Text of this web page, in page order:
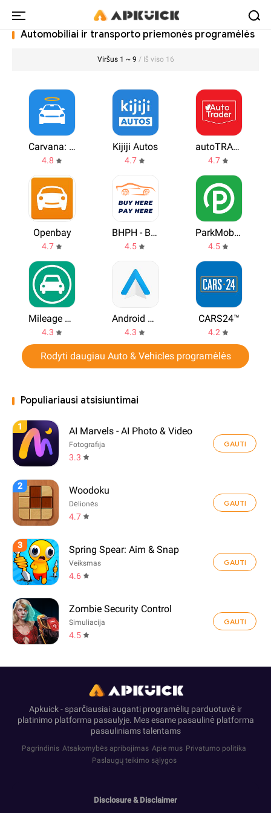
Automobiliai ir transporto priemonės programėlės
Viršus 1 ~ 9 / Iš viso 16
Carvana: Buy/Sell Used Cars
4.8
Kijiji Autos
4.7
autoTRADER.ca
4.7
Openbay
4.7
BHPH - Buy Here Pay Here
4.5
ParkMobile: Park. Pay. Go.
4.5
Mileage Tracker by Driversnote
4.3
Android Auto
4.3
CARS24™
4.2
Rodyti daugiau Auto & Vehicles programėlės
Populiariausi atsisiuntimai
1 AI Marvels - AI Photo & Video
Fotografija
3.3
GAUTI
2 Woodoku
Dėlionės
4.7
GAUTI
3 Spring Spear: Aim & Snap
Veiksmas
4.6
GAUTI
Zombie Security Control
Simuliacija
4.5
GAUTI
Apkuick - sparčiausiai auganti programėlių parduotuvė ir
platinimo platforma pasaulyje. Mes esame pasaulinė platforma
pasauliniams talentams
Pagrindinis Atsakomybės apribojimas Apie mus Privatumo politika
Paslaugų teikimo sąlygos
Disclosure & Disclaimer